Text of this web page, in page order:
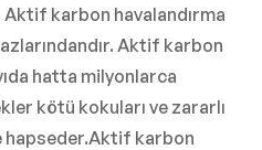
karbon havalandırma
Aktif karbon
hatta milyonlarca
kötü kokuları ve zararlı
hapseder.Aktif karbon